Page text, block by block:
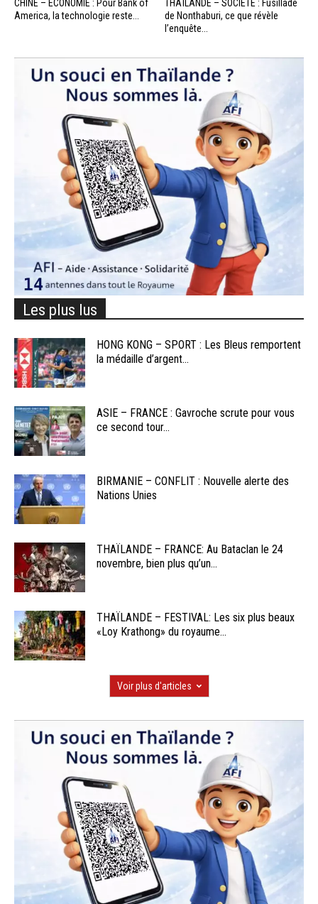
CHINE – ÉCONOMIE : Pour Bank of
America, la technologie reste...
THAÏLANDE – SOCIÉTÉ : Fusillade
de Nonthaburi, ce que révèle
l’enquête...
Les plus lus
HONG KONG – SPORT : Les Bleus remportent
la médaille d’argent...
ASIE – FRANCE : Gavroche scrute pour vous
ce second tour...
BIRMANIE – CONFLIT : Nouvelle alerte des
Nations Unies
THAÏLANDE – FRANCE: Au Bataclan le 24
novembre, bien plus qu’un...
THAÏLANDE – FESTIVAL: Les six plus beaux
«Loy Krathong» du royaume...
Voir plus d'articles